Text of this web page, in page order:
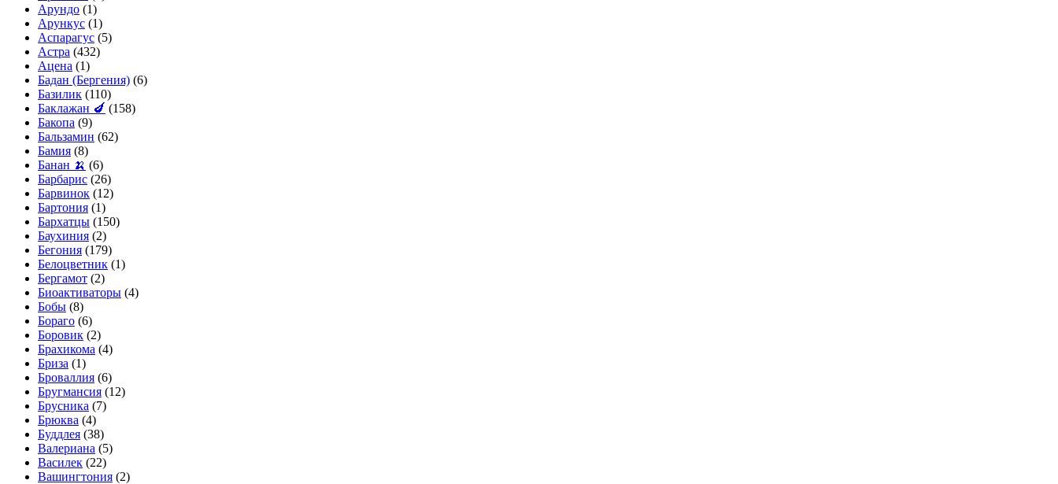
Арундо (1)
Арункус (1)
Аспарагус (5)
Астра (432)
Ацена (1)
Бадан (Бергения) (6)
Базилик (110)
Баклажан 🍆 (158)
Бакопа (9)
Бальзамин (62)
Бамия (8)
Банан 🍌 (6)
Барбарис (26)
Барвинок (12)
Бартония (1)
Бархатцы (150)
Баухиния (2)
Бегония (179)
Белоцветник (1)
Бергамот (2)
Биоактиваторы (4)
Бобы (8)
Бораго (6)
Боровик (2)
Брахикома (4)
Бриза (1)
Броваллия (6)
Бругмансия (12)
Брусника (7)
Брюква (4)
Буддлея (38)
Валериана (5)
Василек (22)
Вашингтония (2)